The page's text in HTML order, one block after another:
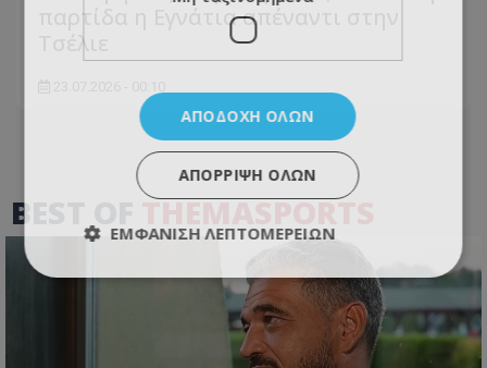
παρτίδα η Εγνάτια απέναντι στην
BEST OF THEMASPORTS
ΑΠΟΔΟΧΉ ΌΛΩΝ
ΑΠΌΡΡΙΨΗ ΌΛΩΝ
ΕΜΦΆΝΙΣΗ ΛΕΠΤΟΜΕΡΕΙΏΝ